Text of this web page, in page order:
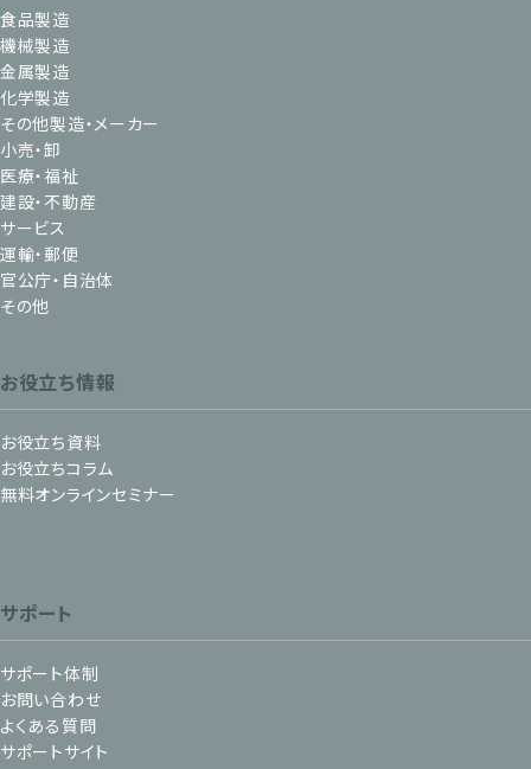
食品製造
機械製造
金属製造
化学製造
その他製造・メーカー
小売・卸
医療・福祉
建設・不動産
サービス
運輸・郵便
官公庁・自治体
その他
お役立ち情報
お役立ち資料
お役立ちコラム
無料オンラインセミナー
サポート
サポート体制
お問い合わせ
よくある質問
サポートサイト